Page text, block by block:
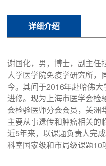
详细介绍
谢国化，男，博士，副主任
大学医学院免疫学研究所，
今。其间于2016年赴哈佛
进修。现为上海市医学会检
会检验医师分会会员，美洲
主要从事遗传和肿瘤相关的
近5年来，以课题负责人完
科室国家级和市局级课题10